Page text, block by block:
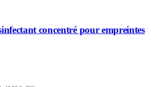
concentré pour empreintes